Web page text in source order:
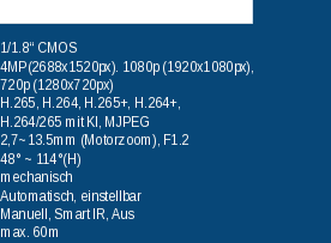
1/1.8“ CMOS
4MP(2688x1520px). 1080p (1920x1080px),
720p (1280x720px)
H.265, H.264, H.265+, H.264+,
H.264/265 mit KI, MJPEG
2,7~13.5mm (Motorzoom), F1.2
48° ~ 114°(H)
mechanisch
Automatisch, einstellbar
Manuell, Smart IR, Aus
max. 60m